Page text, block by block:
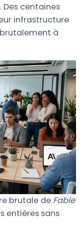
centaines
infrastructure
à
brutale de Fable
entières sans